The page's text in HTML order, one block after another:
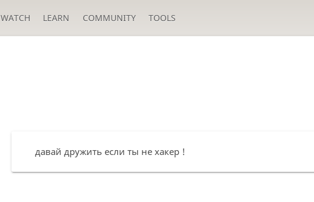
WATCH LEARN COMMUNITY TOOLS
давай дружить если ты не хакер !